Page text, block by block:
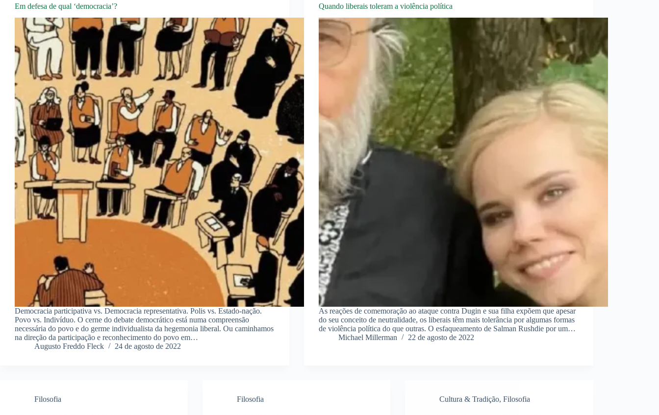
Em defesa de qual ‘democracia’?
Democracia participativa vs. Democracia representativa. Polis vs. Estado-nação.
Povo vs. Indivíduo. O cerne do debate democrático está numa compreensão
necessária do povo e do germe individualista da hegemonia liberal. Ou caminhamos
na direção da participação e reconhecimento do povo em…
Augusto Freddo Fleck
24 de agosto de 2022
Quando liberais toleram a violência política
As reações de comemoração ao ataque contra Dugin e sua filha expõem que apesar
do seu conceito de neutralidade, os liberais têm mais tolerância por algumas formas
de violência política do que outras. O esfaqueamento de Salman Rushdie por um…
Michael Millerman
22 de agosto de 2022
Filosofia Filosofia Cultura & Tradição,Filosofia